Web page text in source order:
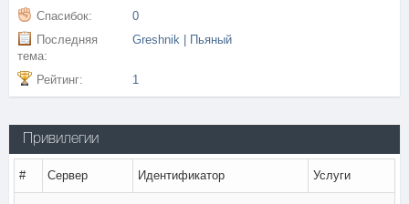
Спасибок:
0
Последняя
тема:
Greshnik | Пьяный
Рейтинг: 1
Привилегии
# Сервер Идентификатор Услуги